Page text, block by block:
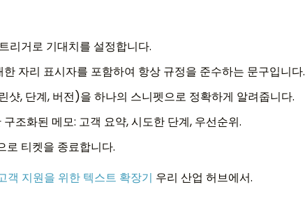
리거로 기대치를 설정합니다.
자리 표시자를 포함하여 항상 규정을 준수하는 문구입니다.
, 단계, 버전)을 하나의 스니펫으로 정확하게 알려줍니다.
조화된 메모: 고객 요약, 시도한 단계, 우선순위.
티켓을 종료합니다.
객 지원을 위한 텍스트 확장기 우리 산업 허브에서.